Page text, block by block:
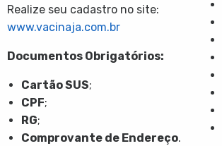
Realize seu cadastro no site:
www.vacinaja.com.br
Documentos Obrigatórios:
Cartão SUS;
CPF;
RG;
Comprovante de Endereço.